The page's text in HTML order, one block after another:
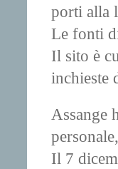
porti alla
Le fonti
Il sito è
inchieste
Assange
Il 7